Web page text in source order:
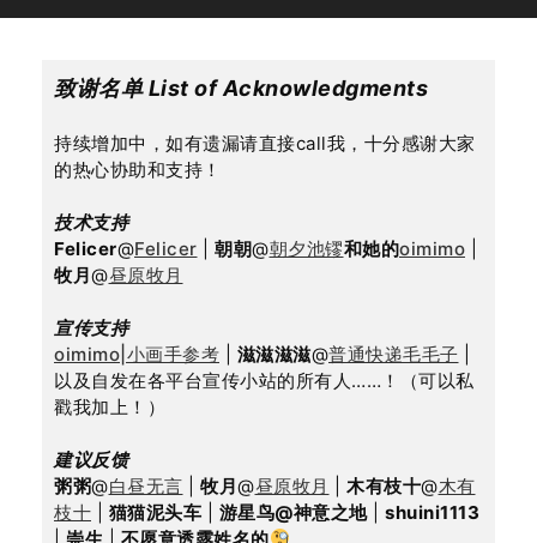
致谢名单 List of Acknowledgments
持续增加中，如有遗漏请直接call我，十分感谢大家
的热心协助和支持！
技术支持
Felicer@Felicer 朝朝@朝夕池镠和她的oimimo
牧月@昼原牧月
宣传支持
oimimo|小画手参考
滋滋滋滋@普通快递毛毛子
以及自发在各平台宣传小站的所有人……！（可以私
戳我加上！）
建议反馈
粥粥@白昼无言 牧月@昼原牧月 木有枝十@木有
枝十
猫猫泥头车 游星鸟@神意之地 | shuini1113
崇生 不愿意透露姓名的